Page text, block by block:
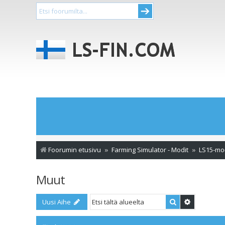
Foorumin etusivu Farming Simulator - Modit LS15-
Muut
Uusi Aihe Etsi